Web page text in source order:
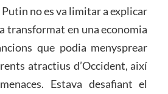
no es va limitar a explicar
transformat en una economia
que podia menysprear
atractius d’Occident, així
Estava desafiant el